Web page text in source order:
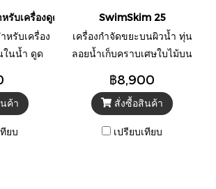
รับเครื่องดูดตะกอน OASE รุ่น PondoVac
หรับเครื่อง
ในน้ำ ดูด
Classic
ค้า
ยบ
SwimSkim 25
เครื่องกำจัดขยะบนผิวน้ำ ทุ่น
ลอยน้ำเก็บคราบเศษใบไม้บน
฿8,900
สั่งซื้อสินค้า
เปรียบเทียบ